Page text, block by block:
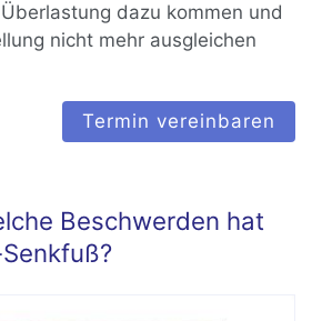
dazu kommen und
nicht mehr ausgleichen
Termin vereinbaren
Beschwerden hat